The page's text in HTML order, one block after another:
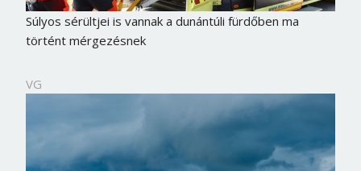
Súlyos sérültjei is vannak a dunántúli fürdőben ma
történt mérgezésnek
VG